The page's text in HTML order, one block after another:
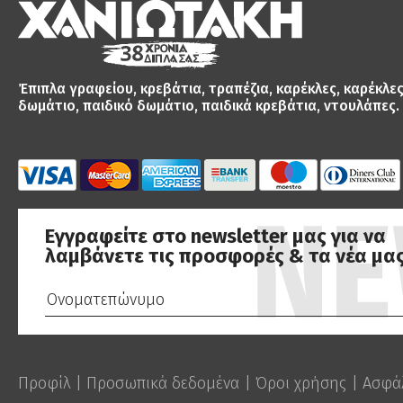
Έπιπλα γραφείου, κρεβάτια, τραπέζια, καρέκλες,
δωμάτιο, παιδικό δωμάτιο, παιδικά κρεβάτια, ντουλάπες.
Εγγραφείτε στο newsletter μας για να
λαμβάνετε τις προσφορές & τα νέα
Προφίλ Προσωπικά δεδομένα Όροι χρήσης